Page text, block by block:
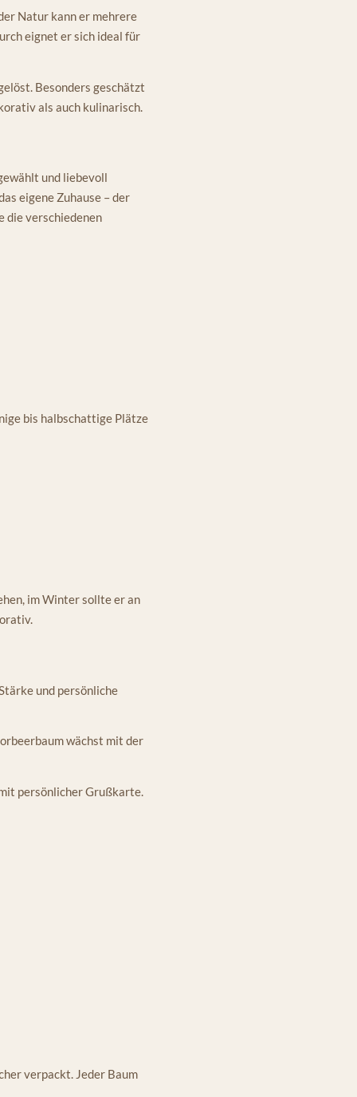
Natur kann er mehrere
eignet er sich ideal für
Besonders geschätzt
als auch kulinarisch.
und liebevoll
eigene Zuhause – der
die verschiedenen
bis halbschattige Plätze
im Winter sollte er an
und persönliche
wächst mit der
persönlicher Grußkarte.
verpackt. Jeder Baum